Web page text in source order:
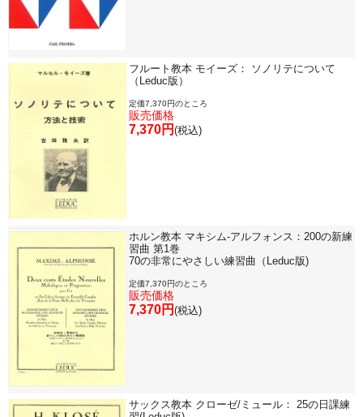
フルート教本 モイーズ： ソノリテについて
（Leduc版）
定価7,370円のところ
販売価格
7,370円 (税込)
ホルン教本 マキシム-アルフォンス：200の新練
習曲 第1巻
70の非常にやさしい練習曲（Leduc版)
定価7,370円のところ
販売価格
7,370円 (税込)
サックス教本 クローゼ/ミュール： 25の日課練